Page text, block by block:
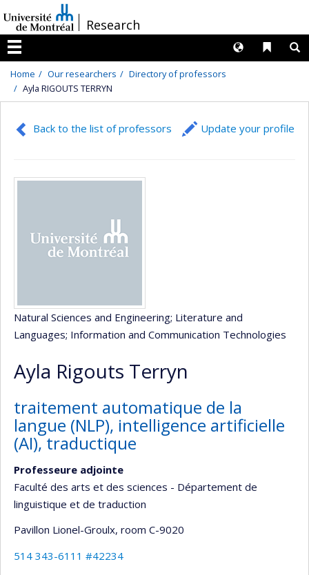
au
contenu
/Research
Menu
Liens
Langues
Home Our researchers
Directory of professors
Ayla RIGOUTS TERRYN
Back to the list of professors Update your profile
Natural Sciences and Engineering; Literature and
Languages; Information and Communication Technologies
Ayla Rigouts Terryn
traitement automatique de la
langue (NLP), intelligence artificielle
(AI), traductique
Professeure adjointe
Faculté des arts et des sciences - Département de
linguistique et de traduction
Pavillon Lionel-Groulx, room C-9020
514 343-6111 #42234